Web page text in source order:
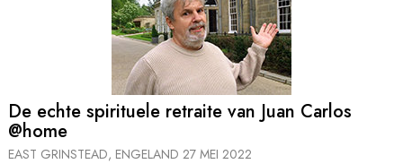
De echte spirituele retraite van Juan Carlos
@home
EAST GRINSTEAD, ENGELAND 27 MEI 2022